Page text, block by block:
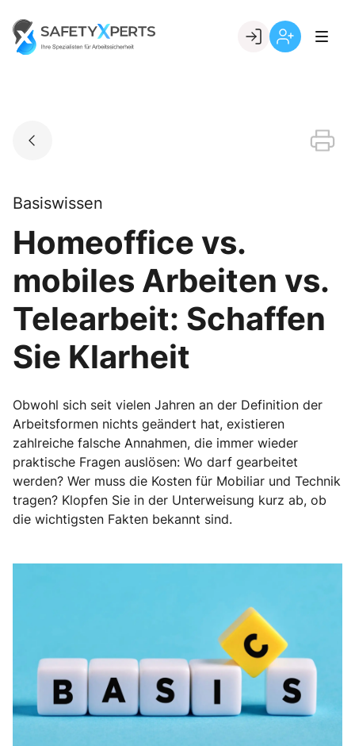
content
Go to landing page.
Basiswissen
Homeoffice vs.
mobiles Arbeiten vs.
Telearbeit: Schaffen
Sie Klarheit
Obwohl sich seit vielen Jahren an der Definition der
Arbeitsformen nichts geändert hat, existieren
zahlreiche falsche Annahmen, die immer wieder
praktische Fragen auslösen: Wo darf gearbeitet
werden? Wer muss die Kosten für Mobiliar und Technik
tragen? Klopfen Sie in der Unterweisung kurz ab, ob
die wichtigsten Fakten bekannt sind.